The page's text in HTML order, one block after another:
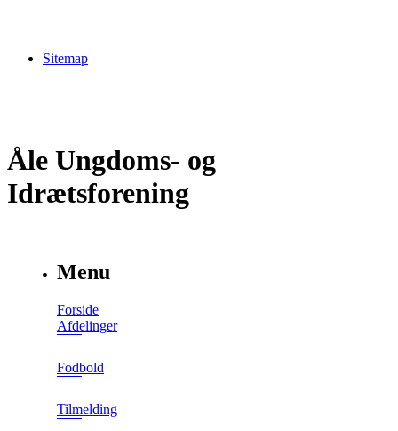
Sitemap
Åle Ungdoms- og
Idrætsforening
Menu
Forside
Afdelinger
Fodbold
Tilmelding